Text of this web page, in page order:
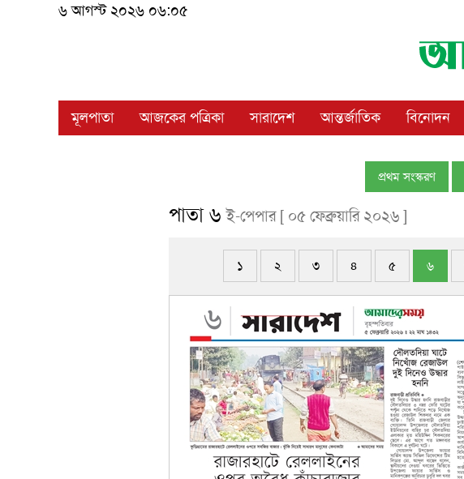
৬ আগস্ট ২০২৬ ০৬:০৫
মূলপাতা আজকের পত্রিকা সারাদেশ আন্তর্জাতিক বিনোদন
প্রথম সংস্করণ
পাতা ৬ই-পেপার [ ০৫ ফেব্রুয়ারি ২০২৬ ]
১ ২ ৩ ৪ ৫ ৬